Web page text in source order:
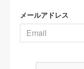
メールアドレス